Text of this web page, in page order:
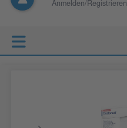
Anmelden/Registrieren